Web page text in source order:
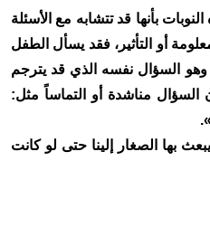
بأنها قد تتشابه مع الأسئلة
أو التأثير، فقد يسأل الطفل
وهو السؤال نفسه الذي قد يترجم
السؤال مناشدة أو التماساً مثل:
بها الصغار إلينا حتى لو كانت